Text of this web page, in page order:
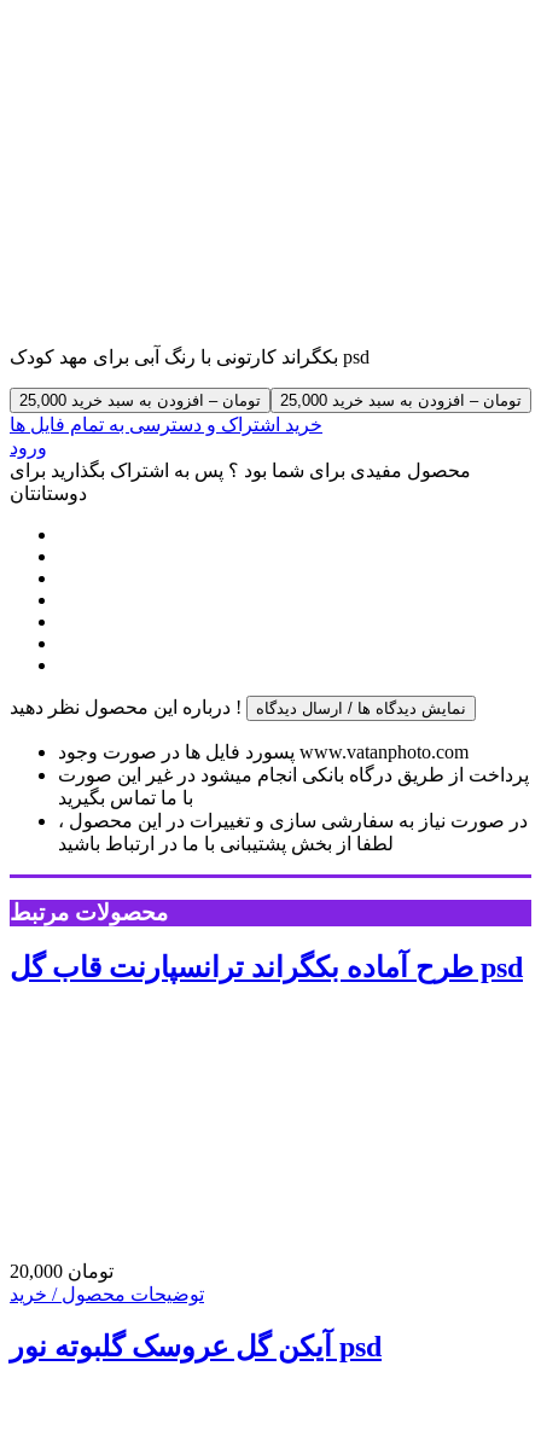
بکگراند کارتونی با رنگ آبی برای مهد کودک psd
25,000 تومان – افزودن به سبد خرید
خرید اشتراک و دسترسی به تمام فایل ها
ورود
محصول مفیدی برای شما بود ؟ پس به اشتراک بگذارید برای
دوستانتان
درباره این محصول نظر دهید ! نمایش دیدگاه ها / ارسال دیدگاه
پسورد فایل ها در صورت وجود www.vatanphoto.com
پرداخت از طریق درگاه بانکی انجام میشود در غیر این صورت
با ما تماس بگیرید
در صورت نیاز به سفارشی سازی و تغییرات در این محصول ،
لطفا از بخش پشتیبانی با ما در ارتباط باشید
محصولات مرتبط
طرح آماده بکگراند ترانسپارنت قاب گل psd
20,000 تومان
توضیحات محصول / خرید
آیکن گل عروسک گلبوته نور psd